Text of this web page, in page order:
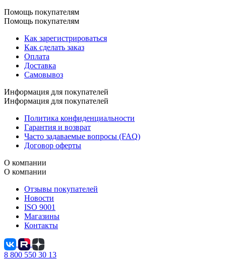
Помощь покупателям
Помощь покупателям
Как зарегистрироваться
Как сделать заказ
Оплата
Доставка
Самовывоз
Информация для покупателей
Информация для покупателей
Политика конфиденциальности
Гарантия и возврат
Часто задаваемые вопросы (FAQ)
Договор оферты
О компании
О компании
Отзывы покупателей
Новости
ISO 9001
Магазины
Контакты
8 800 550 30 13